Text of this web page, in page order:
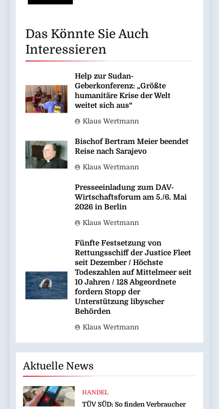
Das Könnte Sie Auch
Interessieren
Help zur Sudan-
Geberkonferenz: „Größte
humanitäre Krise der Welt
weitet sich aus“
Klaus Wertmann
Bischof Bertram Meier beendet
Reise nach Sarajevo
Klaus Wertmann
Presseeinladung zum DAV-
Wirtschaftsforum am 5./6. Mai
2026 in Berlin
Klaus Wertmann
Fünfte Festsetzung von
Rettungsschiff der Justice Fleet
seit Dezember / Höchste
Todeszahlen auf Mittelmeer seit
10 Jahren / 128 Abgeordnete
fordern Stopp der
Unterstützung libyscher
Behörden
Klaus Wertmann
Aktuelle News
HANDEL
TÜV SÜD: So finden Verbraucher